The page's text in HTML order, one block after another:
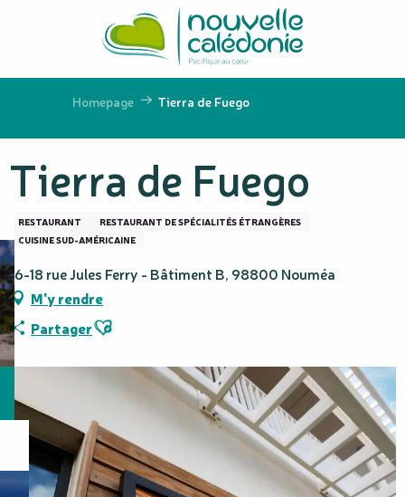
principal
Homepage Tierra de Fuego
Tierra de Fuego
RESTAURANT
RESTAURANT DE SPÉCIALITÉS ÉTRANGÈRES
CUISINE SUD-AMÉRICAINE
16-18 rue Jules Ferry - Bâtiment B, 98800 Nouméa
M'y rendre
PartagerAjouter aux favoris